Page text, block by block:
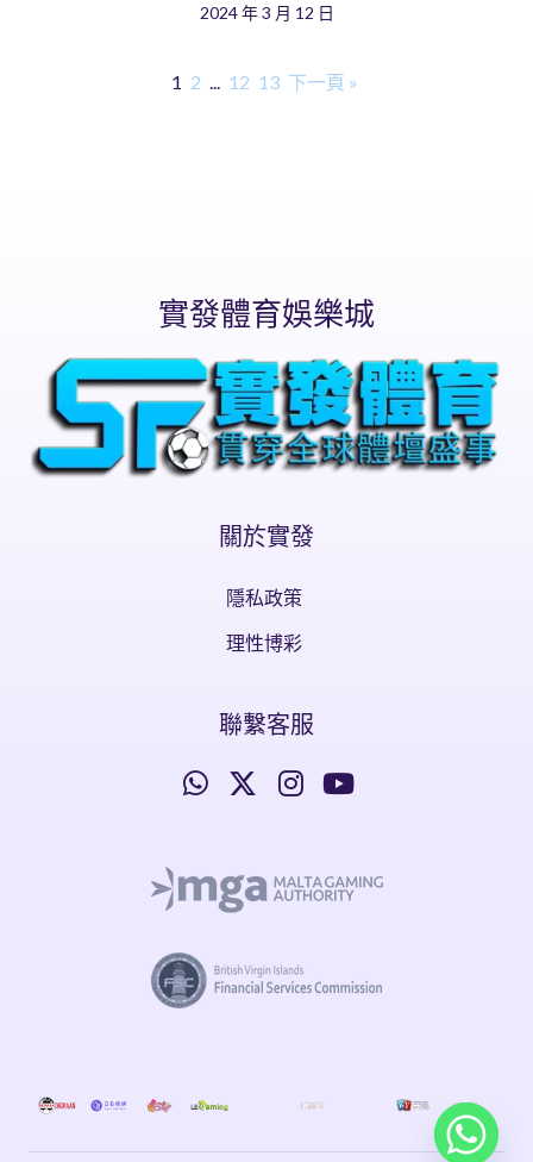
2024 年 3 月 12 日
1 2 ... 12 13 下一頁 »
實發體育娛樂城
關於實發
隱私政策
理性博彩
聯繫客服